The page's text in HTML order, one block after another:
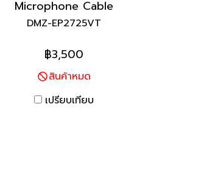
Microphone Cable
DMZ-EP2725VT
฿3,500
สินค้าหมด
เปรียบเทียบ